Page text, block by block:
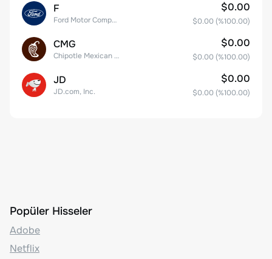
F
Ford Motor Company
$0.00
$0.00 (%100.00)
CMG
Chipotle Mexican Grill, Inc.
$0.00
$0.00 (%100.00)
JD
JD.com, Inc.
$0.00
$0.00 (%100.00)
Popüler Hisseler
Adobe
Netflix